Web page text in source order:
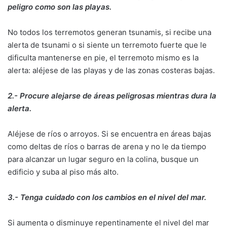
peligro como son las playas.
No todos los terremotos generan tsunamis, si recibe una
alerta de tsunami o si siente un terremoto fuerte que le
dificulta mantenerse en pie, el terremoto mismo es la
alerta: aléjese de las playas y de las zonas costeras bajas.
2.- Procure alejarse de áreas peligrosas mientras dura la
alerta.
Aléjese de ríos o arroyos. Si se encuentra en áreas bajas
como deltas de ríos o barras de arena y no le da tiempo
para alcanzar un lugar seguro en la colina, busque un
edificio y suba al piso más alto.
3.- Tenga cuidado con los cambios en el nivel del mar.
Si aumenta o disminuye repentinamente el nivel del mar